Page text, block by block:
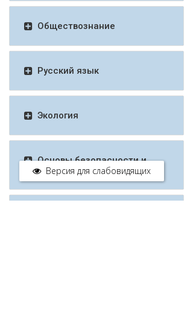
Обществознание
Русский язык
Экология
Основы безопасности и
защиты Родины
Версия для слабовидящих